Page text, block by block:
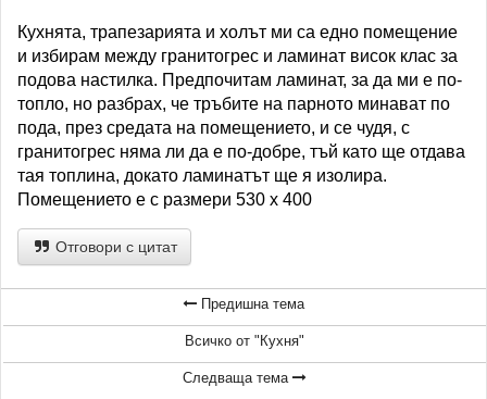
Кухнята, трапезарията и холът ми са едно помещение
и избирам между гранитогрес и ламинат висок клас за
подова настилка. Предпочитам ламинат, за да ми е по-
топло, но разбрах, че тръбите на парното минават по
пода, през средата на помещението, и се чудя, с
гранитогрес няма ли да е по-добре, тъй като ще отдава
тая топлина, докато ламинатът ще я изолира.
Помещението е с размери 530 х 400
Отговори с цитат
Предишна тема
Всичко от "Кухня"
Следваща тема